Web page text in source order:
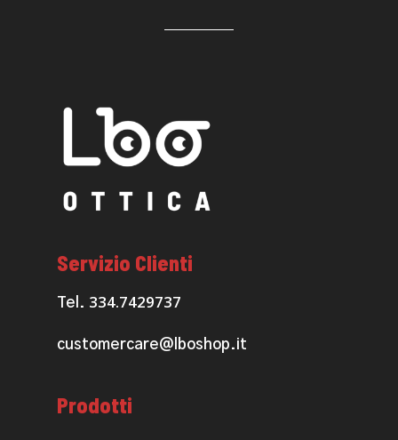
Servizio Clienti
Tel. 334.7429737
customercare@lboshop.it
Prodotti